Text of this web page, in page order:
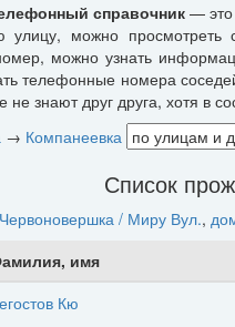
справочник— это
улицу, можно просмотреть
можно узнать
телефонные номера
не знают друг друга, хотя в
→ Компанеевка
Список
Червоновершка / Миру Вул.,
имя
Кю